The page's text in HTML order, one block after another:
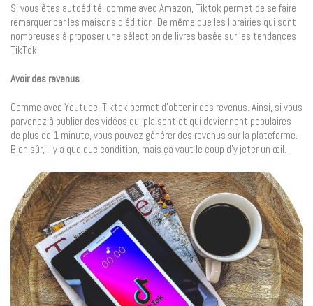
Si vous êtes autoédité, comme avec Amazon, Tiktok permet de se faire
remarquer par les maisons d’édition. De même que les librairies qui sont
nombreuses à proposer une sélection de livres basée sur les tendances
TikTok.
Avoir des revenus
Comme avec Youtube, Tiktok permet d’obtenir des revenus. Ainsi, si vous
parvenez à publier des vidéos qui plaisent et qui deviennent populaires
de plus de 1 minute, vous pouvez générer des revenus sur la plateforme.
Bien sûr, il y a quelque condition, mais ça vaut le coup d’y jeter un œil.